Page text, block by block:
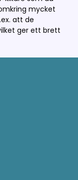
mycket
att de
ger ett brett